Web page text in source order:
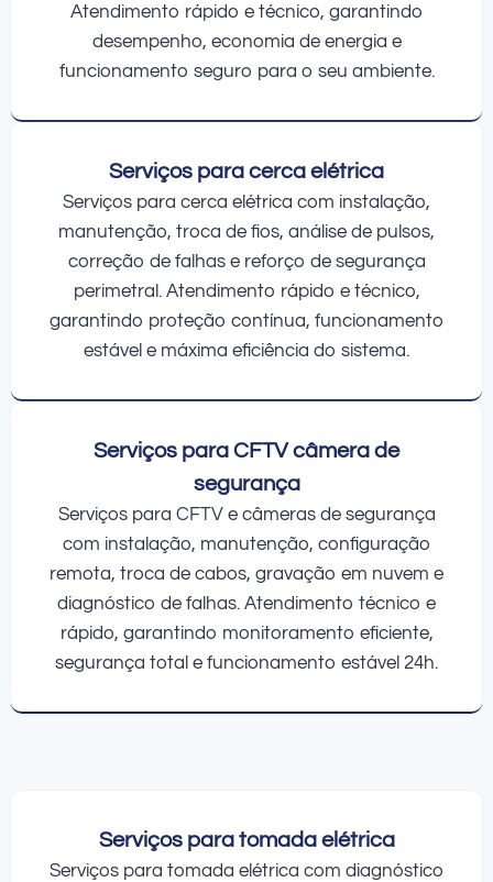
Atendimento rápido e técnico, garantindo
desempenho, economia de energia e
funcionamento seguro para o seu ambiente.
Serviços para cerca elétrica
Serviços para cerca elétrica com instalação,
manutenção, troca de fios, análise de pulsos,
correção de falhas e reforço de segurança
perimetral. Atendimento rápido e técnico,
garantindo proteção contínua, funcionamento
estável e máxima eficiência do sistema.
Serviços para CFTV câmera de
segurança
Serviços para CFTV e câmeras de segurança
com instalação, manutenção, configuração
remota, troca de cabos, gravação em nuvem e
diagnóstico de falhas. Atendimento técnico e
rápido, garantindo monitoramento eficiente,
segurança total e funcionamento estável 24h.
Serviços para tomada elétrica
Serviços para tomada elétrica com diagnóstico